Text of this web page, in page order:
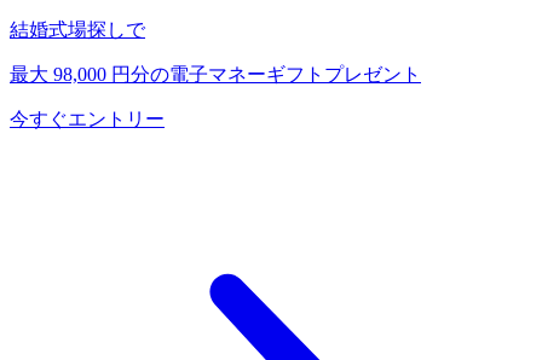
結婚式場探しで
最大 98,000 円分の電子マネーギフトプレゼント
今すぐエントリー